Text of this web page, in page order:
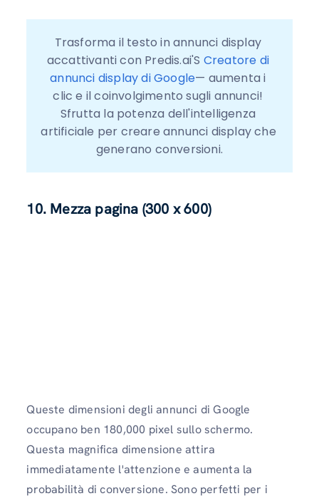
Trasforma il testo in annunci display
accattivanti con Predis.ai'S Creatore di
annunci display di Google— aumenta i
clic e il coinvolgimento sugli annunci!
Sfrutta la potenza dell'intelligenza
artificiale per creare annunci display che
generano conversioni.
10. Mezza pagina (300 x 600)
Queste dimensioni degli annunci di Google
occupano ben 180,000 pixel sullo schermo.
Questa magnifica dimensione attira
immediatamente l'attenzione e aumenta la
probabilità di conversione. Sono perfetti per i